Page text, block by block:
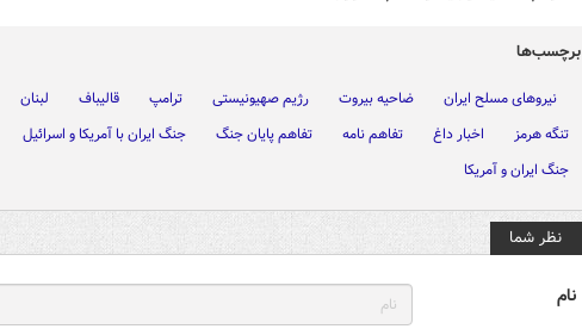
برچسب‌ها
نیرو‌های مسلح ایران ضاحیه بیروت رژیم صهیونیستی ترامپ قالیباف
لبنان
تنگه هرمز
اخبار داغ تفاهم نامه تفاهم پایان جنگ
جنگ ایران با آمریکا و اسرائیل
جنگ ایران و آمریکا
نظر شما
نام